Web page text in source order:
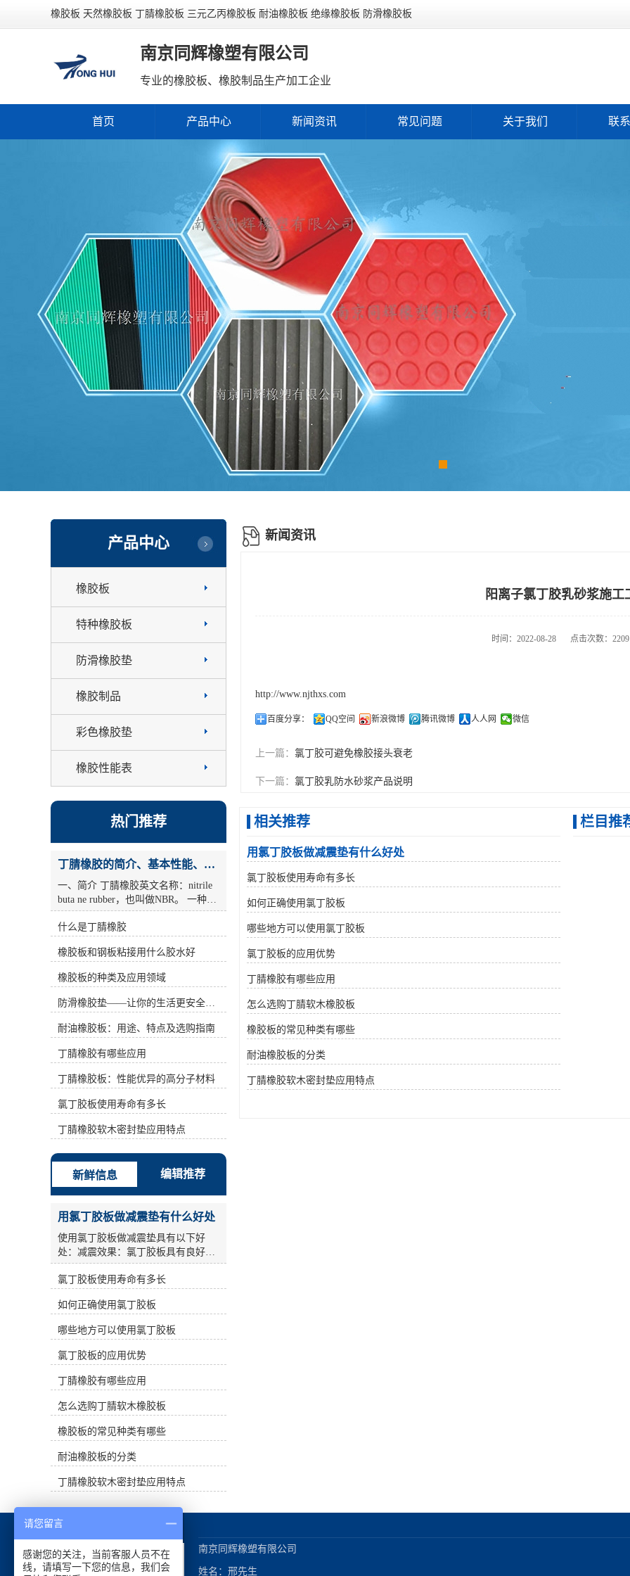
橡胶板 天然橡胶板 丁腈橡胶板 三元乙丙橡胶板 耐油橡胶板 绝缘橡胶板 防滑橡胶板
南京同辉橡塑有限公司
专业的橡胶板、橡胶制品生产加工企业
首页 产品中心 新闻资讯 常见问题 关于我们 联
新闻资讯
阳离子氯丁胶乳砂浆施工
时间：2022-08-28 点击次数：2209
http://www.njthxs.com
百度分享： QQ空间 新浪微博 腾讯微博 人人网 微信
上一篇： 氯丁胶可避免橡胶接头衰老
下一篇： 氯丁胶乳防水砂浆产品说明
相关推荐
用氯丁胶板做减震垫有什么好处
氯丁胶板使用寿命有多长
如何正确使用氯丁胶板
哪些地方可以使用氯丁胶板
氯丁胶板的应用优势
丁腈橡胶有哪些应用
怎么选购丁腈软木橡胶板
橡胶板的常见种类有哪些
耐油橡胶板的分类
丁腈橡胶软木密封垫应用特点
栏目推
产品中心
橡胶板
特种橡胶板
防滑橡胶垫
橡胶制品
彩色橡胶垫
橡胶性能表
热门推荐
丁腈橡胶的简介、基本性能、主要用途
一、简介 丁腈橡胶英文名称：nitrile
buta ne rubber，也叫做NBR。 一种由
丁二烯和丙烯腈共聚而成的合成橡
胶。耐油(尤其是 丁腈橡胶烷烃油)，
(%)为42~46、36~41、31~35、
25~30、18~24等。丙烯腈含量越高，
耐油性越好，但耐寒性相应降低。它
可以在120℃或在空气中 150℃中长期
使用的油。此外，它还具有良好的耐
水性、气密性和粘结性能。广泛应用
于制造各种耐油橡胶产品、各种耐油
垫圈、垫圈、套管、软包装、软管、
为汽车、航空、石油、复印等行业不
可缺少的弹性材料。 二、基本性能
丁腈橡胶又称丁二烯一丙烯腈橡胶，
简称丁二烯一丙烯腈橡胶NBR，平均
分子量约70万。灰色至浅黄色块或粉
状固体，相对密度为0.95～1.0。丁腈
橡胶玻璃化温度为26%Tg=一52℃，
脆化温度Tb=一47℃，丙烯腈含量为
40%的丁腈橡胶玻璃化温度Tg=一
22℃。溶解度参数δ=8.9～9.9.溶于醋
酸乙酯、醋酸丁酯、氯苯、甲乙酮
等。丁腈橡胶具有优异的耐油性，仅
次于聚硫橡胶和氟橡胶，具有耐磨性
和气密性。 丁腈橡胶的缺点是不耐臭
氧和芳香族、卤代烃、酮和酯溶剂，
胶和氯丁橡胶，可达120℃长期工
橡胶的性能受丙烯腈含量的影响。随
着丙烯腈含量的增加，拉伸强度、耐
热性、耐油性、气密性和硬度增加，
但弹性和耐寒性降低。丁腈橡胶耐臭
氧和电绝缘性差。耐水性好。 三、主
要用途 丁腈橡胶主要用于制造耐油产
型油囊等，常用于制造O形圈、油
管、密封件、发泡等各种耐油成型产
品。
什么是丁腈橡胶
橡胶板和钢板粘接用什么胶水好
橡胶板的种类及应用领域
防滑橡胶垫——让你的生活更安全舒适
耐油橡胶板：用途、特点及选购指南
丁腈橡胶有哪些应用
丁腈橡胶板：性能优异的高分子材料
氯丁胶板使用寿命有多长
丁腈橡胶软木密封垫应用特点
新鲜信息 编辑推荐
用氯丁胶板做减震垫有什么好处
使用氯丁胶板做减震垫具有以下好
处：减震效果：氯丁胶板具有良好的
弹性和柔软性，能够有效吸收冲击和
振动，减轻物体受到的冲击力和震
于需要减少振动和噪音的场所和设备
非常重要。吸震能力：氯丁胶板具有
出色的吸震能力，可以吸收地面、机
械设备或其他物体的震动，防止震动
传递到周围环境或其他物体，从而保
护地面、设备或结构的完整性和稳定
性。防滑性能：氯丁胶板通常具有良
好的抗滑性能，可以增加地面或物体
提供更安全的工作和生活环境。耐久
性：氯丁胶板通常具有优异的耐久性
和耐候性，能够长时间保持其减震和
吸震性能，不易老化和变形，从而延
长使用寿命。多功能性：氯丁胶板可
以根据需要进行定制和加工，适用于
各种不同的场所和应用，如运动场
种形式的减震和吸震解决方案。 总的
来说，使用氯丁胶板做减震垫可以有
氯丁胶板使用寿命有多长
如何正确使用氯丁胶板
哪些地方可以使用氯丁胶板
氯丁胶板的应用优势
丁腈橡胶有哪些应用
怎么选购丁腈软木橡胶板
橡胶板的常见种类有哪些
耐油橡胶板的分类
丁腈橡胶软木密封垫应用特点
南京同辉橡塑有限公司
姓名：邢先生
请您留言
感谢您的关注，当前客服人员不在
线，请填写一下您的信息，我们会